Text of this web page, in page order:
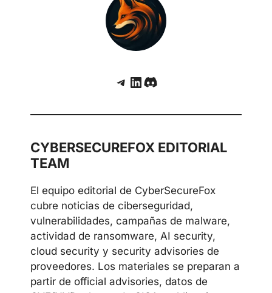
Patch Tuesday de abril: vulnerabilidades
críticas en SAP, Adobe, Microsoft y Fortinet
Telegram
LinkedIn
Discord
CYBERSECUREFOX EDITORIAL
TEAM